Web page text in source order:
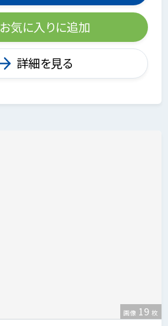
お気に入りに追加
詳細を見る
画像 19 枚